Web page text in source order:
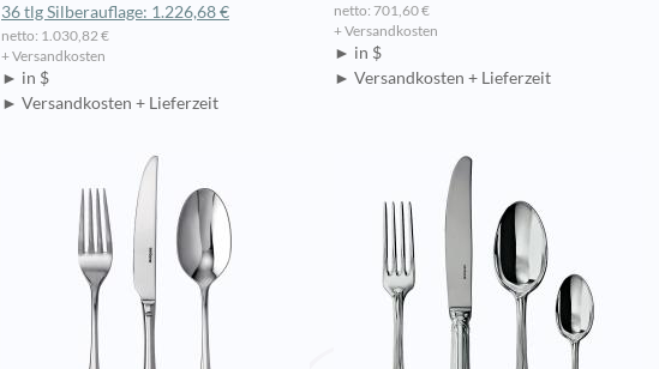
36 tlg Silberauflage: 1.226,68 €
netto: 1.030,82 €
+ Versandkosten
► in $
► Versandkosten + Lieferzeit
netto: 701,60 €
+ Versandkosten
► in $
► Versandkosten + Lieferzeit